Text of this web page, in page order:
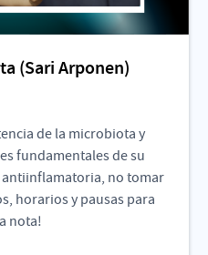
(Sari Arponen)
de la microbiota y
fundamentales de su
no tomar
horarios y pausas para
nota!